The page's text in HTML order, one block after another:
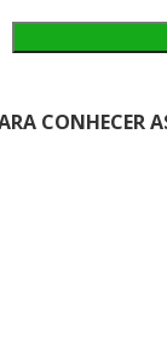
CONHECER